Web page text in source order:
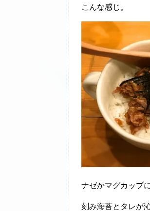
こんな感じ。
ナゼかマグカップ
刻み海苔とタレが